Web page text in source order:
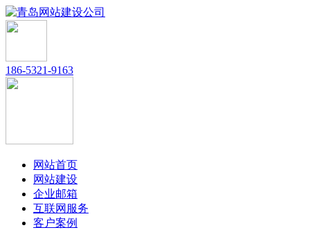
186-5321-9163
网站首页
网站建设
企业邮箱
互联网服务
客户案例